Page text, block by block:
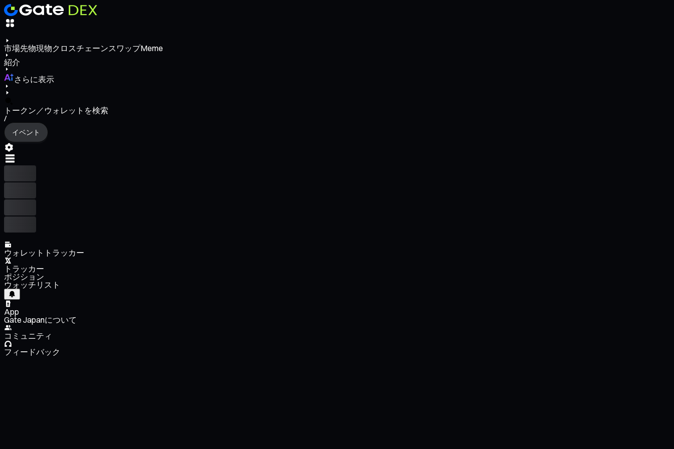
市場先物現物クロスチェーンスワップMeme
紹介
さらに表示
トークン／ウォレットを検索
/
イベント
ウォレットトラッカー
トラッカー
ポジション
ウォッチリスト
App
Gate Japanについて
コミュニティ
フィードバック